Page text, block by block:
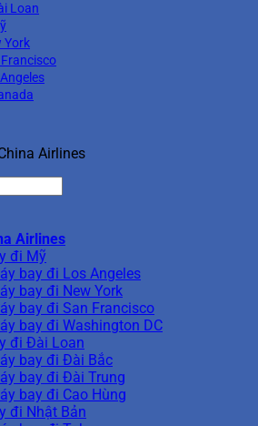
Loan
York
Airlines
Airlines
đi Mỹ
bay đi Los Angeles
bay đi New York
bay đi San Francisco
bay đi Washington DC
đi Đài Loan
bay đi Đài Bắc
bay đi Đài Trung
bay đi Cao Hùng
đi Nhật Bản